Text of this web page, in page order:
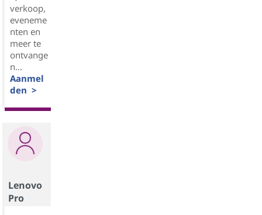
verkoop,
eveneme
nten en
meer te
ontvange
n...
Aanmel
den >
Lenovo
Pro